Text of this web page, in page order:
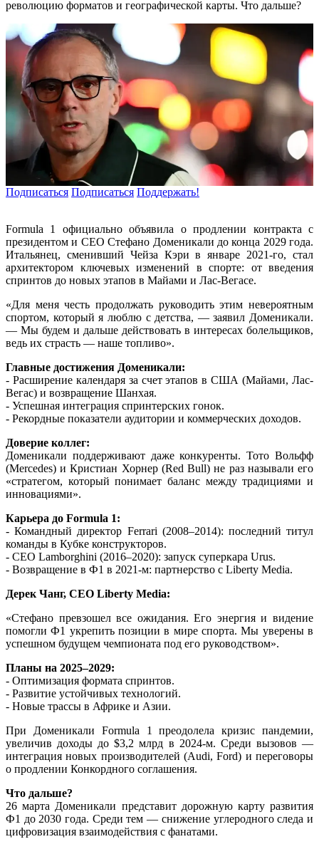
революцию форматов и географической карты. Что дальше?
Подписаться Подписаться Поддержать!
Formula 1 официально объявила о продлении контракта с
президентом и CEO Стефано Доменикали до конца 2029 года.
Итальянец, сменивший Чейза Кэри в январе 2021-го, стал
архитектором ключевых изменений в спорте: от введения
спринтов до новых этапов в Майами и Лас-Вегасе.
«Для меня честь продолжать руководить этим невероятным
спортом, который я люблю с детства, — заявил Доменикали.
— Мы будем и дальше действовать в интересах болельщиков,
ведь их страсть — наше топливо».
Главные достижения Доменикали:
- Расширение календаря за счет этапов в США (Майами, Лас-
Вегас) и возвращение Шанхая.
- Успешная интеграция спринтерских гонок.
- Рекордные показатели аудитории и коммерческих доходов.
Доверие коллег:
Доменикали поддерживают даже конкуренты. Тото Вольфф
(Mercedes) и Кристиан Хорнер (Red Bull) не раз называли его
«стратегом, который понимает баланс между традициями и
инновациями».
Карьера до Formula 1:
- Командный директор Ferrari (2008–2014): последний титул
команды в Кубке конструкторов.
- CEO Lamborghini (2016–2020): запуск суперкара Urus.
- Возвращение в Ф1 в 2021-м: партнерство с Liberty Media.
Дерек Чанг, CEO Liberty Media:
«Стефано превзошел все ожидания. Его энергия и видение
помогли Ф1 укрепить позиции в мире спорта. Мы уверены в
успешном будущем чемпионата под его руководством».
Планы на 2025–2029:
- Оптимизация формата спринтов.
- Развитие устойчивых технологий.
- Новые трассы в Африке и Азии.
При Доменикали Formula 1 преодолела кризис пандемии,
увеличив доходы до $3,2 млрд в 2024-м. Среди вызовов —
интеграция новых производителей (Audi, Ford) и переговоры
о продлении Конкордного соглашения.
Что дальше?
26 марта Доменикали представит дорожную карту развития
Ф1 до 2030 года. Среди тем — снижение углеродного следа и
цифровизация взаимодействия с фанатами.